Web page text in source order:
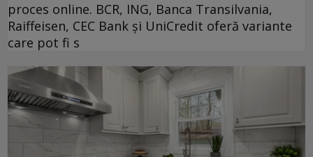
proces online. BCR, ING, Banca Transilvania,
Raiffeisen, CEC Bank și UniCredit oferă variante
care pot fi s